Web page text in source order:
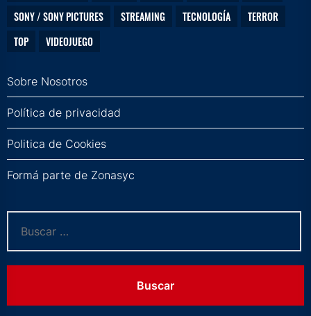
SONY / SONY PICTURES
STREAMING TECNOLOGÍA
TERROR
TOP
VIDEOJUEGO
Sobre Nosotros
Política de privacidad
Politica de Cookies
Formá parte de Zonasyc